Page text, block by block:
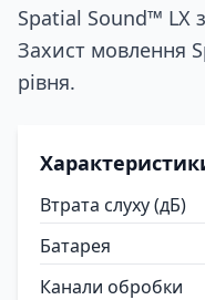
Spatial Sound™ LX
Захист мовлення
рівня.
Втрата слуху (дБ)
Батарея
Канали обробки